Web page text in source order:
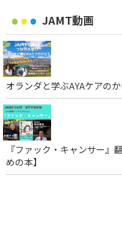
JAMT動画
オランダと学ぶAYAケアのか
『ファック・キャンサー』
めの本】